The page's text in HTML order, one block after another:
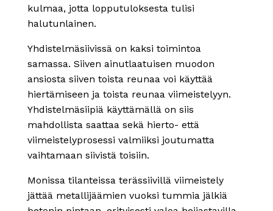
kulmaa, jotta lopputuloksesta tulisi
halutunlainen.
Yhdistelmäsiivissä on kaksi toimintoa
samassa. Siiven ainutlaatuisen muodon
ansiosta siiven toista reunaa voi käyttää
hiertämiseen ja toista reunaa viimeistelyyn.
Yhdistelmäsiipiä käyttämällä on siis
mahdollista saattaa sekä hierto- että
viimeistelyprosessi valmiiksi joutumatta
vaihtamaan siivistä toisiin.
Monissa tilanteissa terässiivillä viimeistely
jättää metallijäämien vuoksi tummia jälkiä